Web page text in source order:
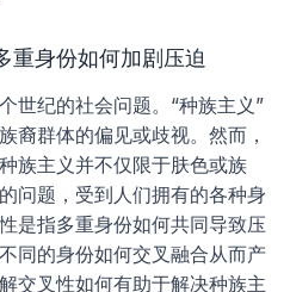
重身份如何加剧压迫
世纪的社会问题。“种族主义”
裔群体的偏见或歧视。然而，
族主义并不仅限于肤色或族
问题，受到人们拥有的各种身
是指多重身份如何共同导致压
同的身份如何交叉融合从而产
交叉性如何有助于解决种族主